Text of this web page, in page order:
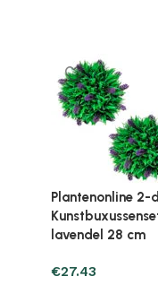
Plantenonline
cm vurenhout